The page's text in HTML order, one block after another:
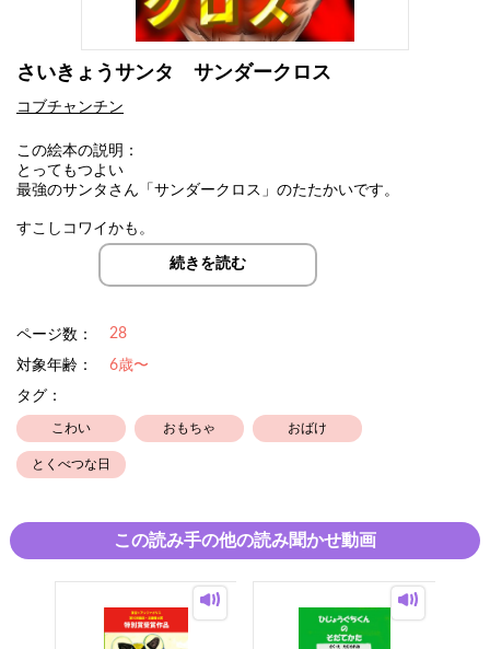
さいきょうサンタ サンダークロス
コブチャンチン
この絵本の説明：
とってもつよい
最強のサンタさん「サンダークロス」のたたかいです。
すこしコワイかも。
スマホなどの機種によっては見れない場合があります。
コメントは作者が気が付くまで
不具合ではありません。
続きを読む
ページ数： 28
対象年齢：
6歳〜
タグ：
こわい おもちゃ おばけ
とくべつな日
この読み手の他の読み聞かせ動画